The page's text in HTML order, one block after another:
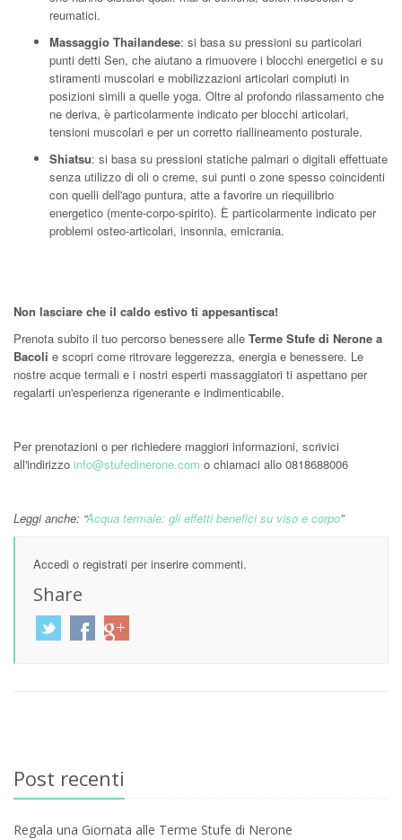
reumatici.
Massaggio Thailandese: si basa su pressioni su particolari
punti detti Sen, che aiutano a rimuovere i blocchi energetici e su
stiramenti muscolari e mobilizzazioni articolari compiuti in
posizioni simili a quelle yoga. Oltre al profondo rilassamento che
ne deriva, è particolarmente indicato per blocchi articolari,
tensioni muscolari e per un corretto riallineamento posturale.
Shiatsu: si basa su pressioni statiche palmari o digitali effettuate
senza utilizzo di oli o creme, sui punti o zone spesso coincidenti
con quelli dell'ago puntura, atte a favorire un riequilibrio
energetico (mente-corpo-spirito). È particolarmente indicato per
problemi osteo-articolari, insonnia, emicrania.
Non lasciare che il caldo estivo ti appesantisca!
Prenota subito il tuo percorso benessere alle Terme Stufe di Nerone a
Bacoli e scopri come ritrovare leggerezza, energia e benessere. Le
nostre acque termali e i nostri esperti massaggiatori ti aspettano per
regalarti un'esperienza rigenerante e indimenticabile.
Per prenotazioni o per richiedere maggiori informazioni, scrivici
all'indirizzo info@stufedinerone.com o chiamaci allo 0818688006
Leggi anche: “Acqua termale: gli effetti benefici su viso e corpo”
Accedi o registrati per inserire commenti.
Share
Post recenti
Regala una Giornata alle Terme Stufe di Nerone